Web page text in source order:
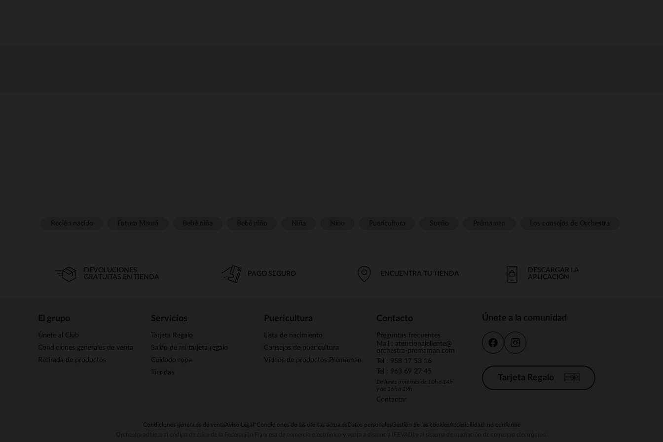
DEVOLUCIONES
GRATUITAS EN TIENDA
PAGO SEGURO ENCUENTRA TU TIENDA
DESCARGAR LA
APLICACIÓN
El grupo
Únete al Club
Condiciones generales de venta
Retirada de productos
Servicios
Tarjeta Regalo
Saldo de mi tarjeta regalo
Cuidado ropa
Tiendas
Puericultura
Lista de nacimiento
Consejos de puericultura
Vídeos de productos Prémaman
Contacto
Preguntas frecuentes
Mail : atencionalcliente@
orchestra-premaman.com
Tel : 958 17 53 16
Tel : 963 69 27 45
De lunes a viernes de 10h a 14h
y de 16h a 19h
Contactar
Únete a la comunidad
Tarjeta Regalo
Condiciones generales de ventaAviso Legal *Condiciones de las ofertas actuales Datos personalesGestión de las cookiesAccesibilidad: no conforme